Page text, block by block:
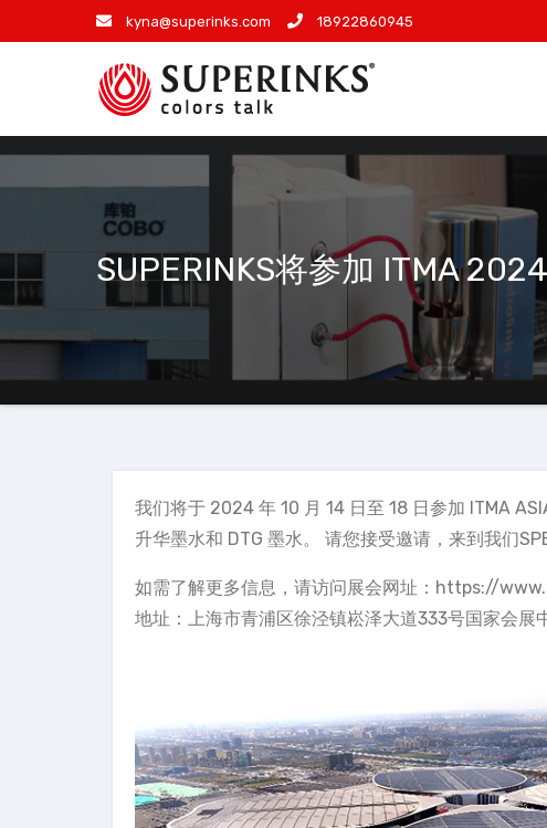
至
kyna@superinks.com 18922860945
SUPERINKS将参加 ITMA
我们将于 2024 年 10 月 14 日至 18 日参加 ITMA
升华墨水和 DTG 墨水。 请您接受邀请，来到我们
如需了解更多信息，请访问展会网址： https://
地址：上海市青浦区徐泾镇崧泽大道333号国家会展